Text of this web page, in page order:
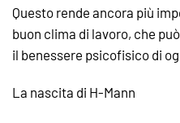
Questo rende ancora più
buon clima di lavoro, che
il benessere psicofisico di
La nascita di H-Mann